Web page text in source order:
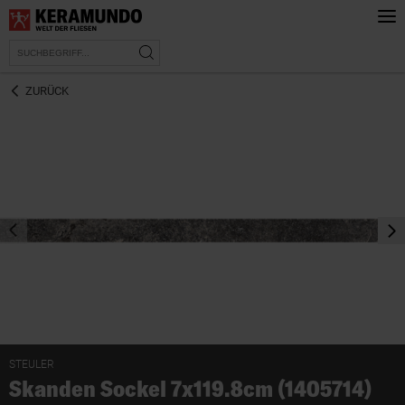
ZURÜCK
STEULER
Skanden Sockel 7x119.8cm (1405714)